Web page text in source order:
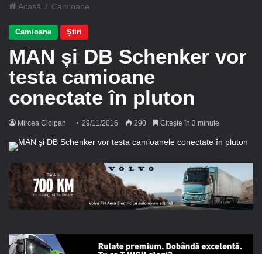
Acasă / Camioane
Camioane Știri
MAN și DB Schenker vor
testa camioane
conectate în pluton
Mircea Ciolpan 29/11/2016 290 Citește în 3 minute